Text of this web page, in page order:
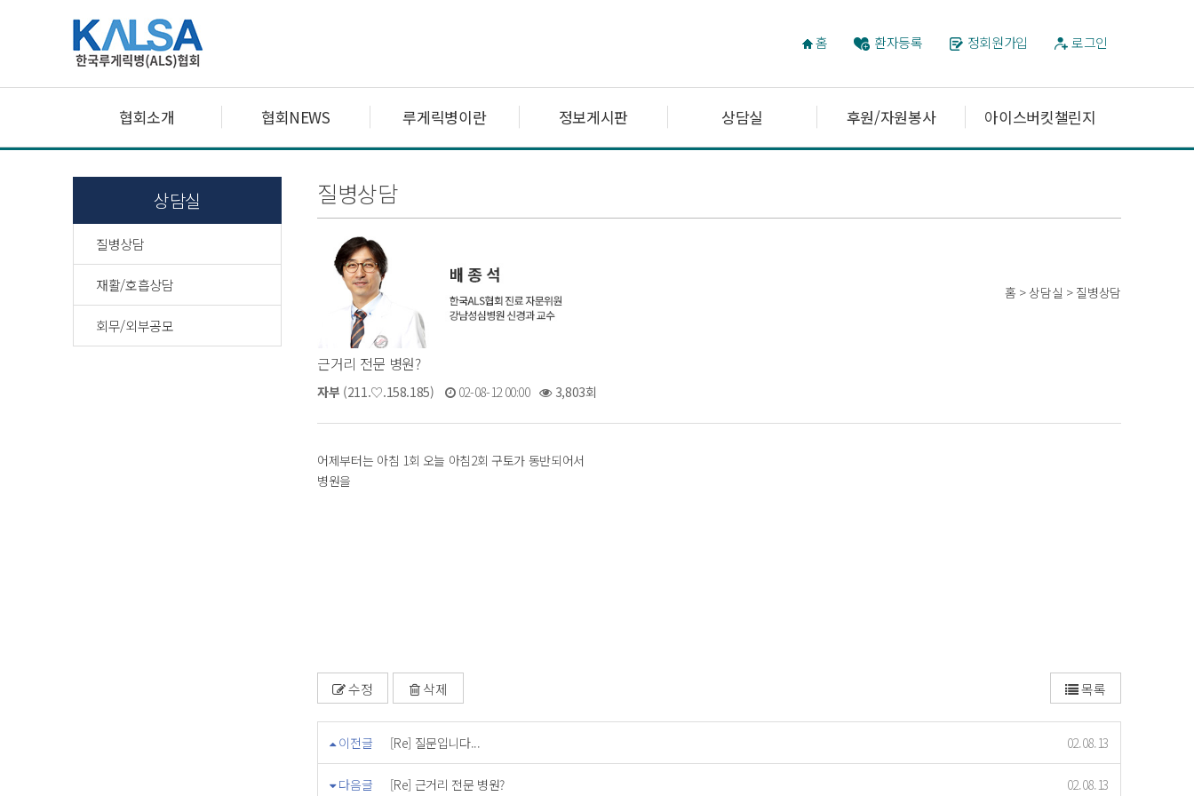
홈 환자등록 정회원가입 로그인
협회소개 협회NEWS 루게릭병이란 정보게시판 상담실 후원/자원봉사 아이스버킷챌린지
상담실
질병상담
재활/호흡상담
회무/외부공모
질병상담
홈 > 상담실 > 질병상담
근거리 전문 병원?
자부 (211.♡.158.185) 02-08-12 00:00 3,803회
어제부터는 아침 1회 오늘 아침2회 구토가 동반되어서
병원을
수정 삭제 목록
이전글 [Re] 질문입니다... 02.08.13
다음글 [Re] 근거리 전문 병원? 02.08.13